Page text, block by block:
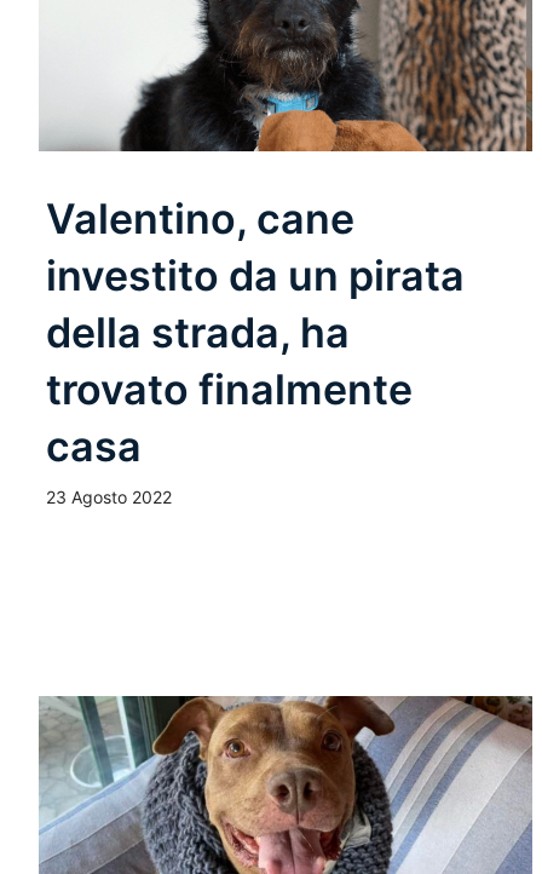
Valentino, cane
investito da un pirata
della strada, ha
trovato finalmente
casa
23 Agosto 2022